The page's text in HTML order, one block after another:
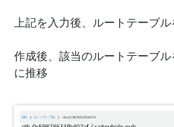
上記を入力後、ルートテーブル
作成後、該当のルートテーブ
に推移